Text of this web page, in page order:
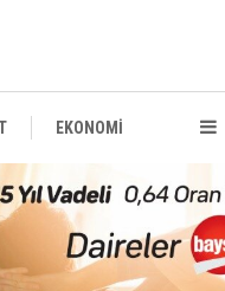
EKONOMİ
- TEKNOLOJİ